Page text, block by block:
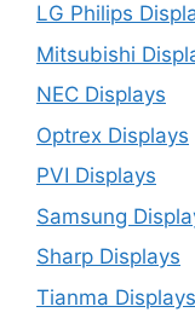
LG Philips
Mitsubishi
NEC Displays
Optrex Displays
PVI Displays
Samsung
Sharp Displays
Tianma Displays